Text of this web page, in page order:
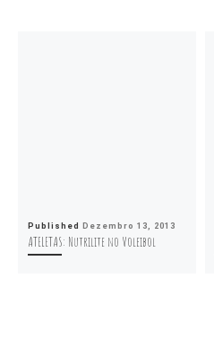
Published Dezembro 13, 2013
ATELETAS: Nutrilite no Voleibol